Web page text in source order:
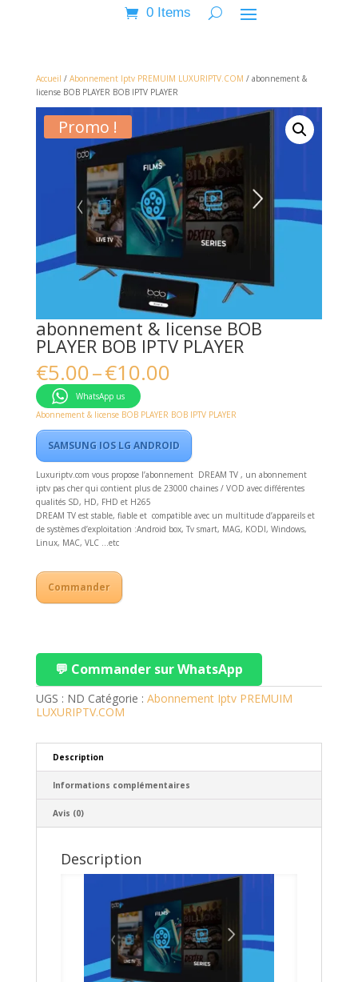
0 Items
Accueil / Abonnement Iptv PREMUIM LUXURIPTV.COM / abonnement &
license BOB PLAYER BOB IPTV PLAYER
Promo !
abonnement & license BOB
PLAYER BOB IPTV PLAYER
€5.00–€10.00Price
through
€10.00
WhatsApp us
Abonnement & license BOB PLAYER BOB IPTV PLAYER
SAMSUNG IOS LG ANDROID
Luxuriptv.com vous propose l’abonnement DREAM TV , un abonnement
iptv pas cher qui contient plus de 23000 chaines / VOD avec différentes
qualités SD, HD, FHD et H265
DREAM TV est stable, fiable et compatible avec un multitude d’appareils et
de systèmes d’exploitation :Android box, Tv smart, MAG, KODI, Windows,
Linux, MAC, VLC …etc
Commander
💬 Commander sur WhatsApp
UGS : ND Catégorie : Abonnement Iptv PREMUIM
LUXURIPTV.COM
Description
Informations complémentaires
Avis (0)
Description